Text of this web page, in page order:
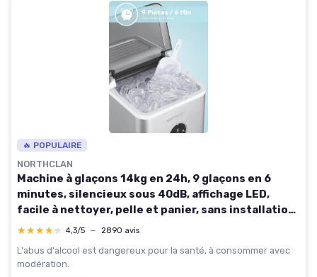
🔥 POPULAIRE
NORTHCLAN
Machine à glaçons 14kg en 24h, 9 glaçons en 6
minutes, silencieux sous 40dB, affichage LED,
facile à nettoyer, pelle et panier, sans installation,
sur comptoir, pour la maison/cuisine (Argent)
★★★★★
★★★★★ 4,3/5 — 2890 avis
L'abus d'alcool est dangereux pour la santé, à consommer avec
modération.